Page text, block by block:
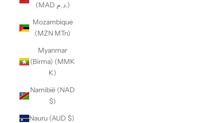
(MAD د.م.)
Mozambique
(MZN MTn)
Myanmar
(Birma) (MMK
K)
Namibië (NAD
$)
Nauru (AUD $)